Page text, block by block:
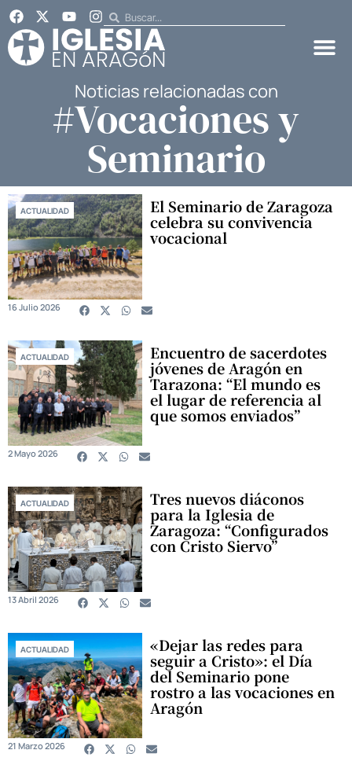
Noticias relacionadas con
#Vocaciones y
Seminario
ACTUALIDAD El Seminario de Zaragoza
celebra su convivencia
vocacional
16 Julio 2026
ACTUALIDAD Encuentro de sacerdotes
jóvenes de Aragón en
Tarazona: “El mundo es
el lugar de referencia al
que somos enviados”
2 Mayo 2026
ACTUALIDAD Tres nuevos diáconos
para la Iglesia de
Zaragoza: “Configurados
con Cristo Siervo”
13 Abril 2026
ACTUALIDAD «Dejar las redes para
seguir a Cristo»: el Día
del Seminario pone
rostro a las vocaciones en
Aragón
21 Marzo 2026